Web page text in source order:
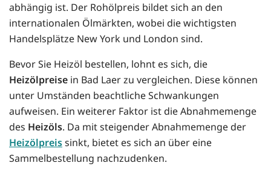
abhängig ist. Der Rohölpreis bildet sich an den
internationalen Ölmärkten, wobei die wichtigsten
Handelsplätze New York und London sind.
Bevor Sie Heizöl bestellen, lohnt es sich, die
Heizölpreise in Bad Laer zu vergleichen. Diese können
unter Umständen beachtliche Schwankungen
aufweisen. Ein weiterer Faktor ist die Abnahmemenge
des Heizöls. Da mit steigender Abnahmemenge der
Heizölpreissinkt, bietet es sich an über eine
Sammelbestellung nachzudenken.